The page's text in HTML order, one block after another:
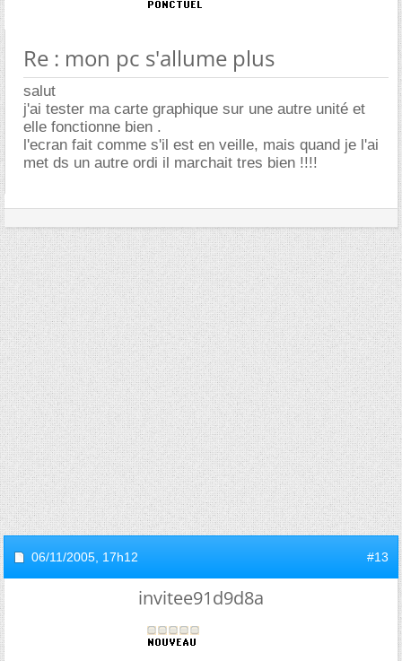
Re : mon pc s'allume plus
salut
j'ai tester ma carte graphique sur une autre unité et
elle fonctionne bien .
l'ecran fait comme s'il est en veille, mais quand je l'ai
met ds un autre ordi il marchait tres bien !!!!
06/11/2005, 17h12 #13
invitee91d9d8a